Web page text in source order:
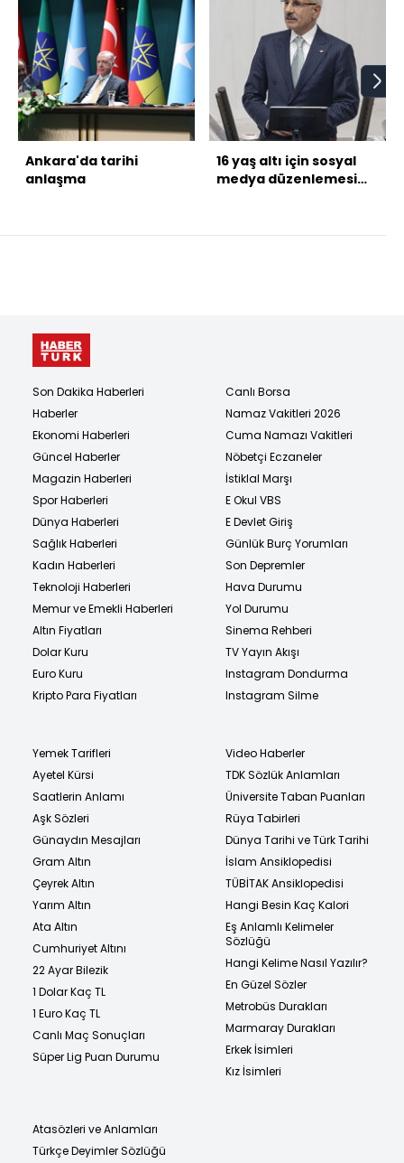
Ankara'da tarihi
anlaşma
16 yaş altı için sosyal
medya düzenlemesi
Son Dakika Haberleri
Haberler
Ekonomi Haberleri
Güncel Haberler
Magazin Haberleri
Spor Haberleri
Dünya Haberleri
Sağlık Haberleri
Kadın Haberleri
Teknoloji Haberleri
Memur ve Emekli Haberleri
Altın Fiyatları
Dolar Kuru
Euro Kuru
Kripto Para Fiyatları
Canlı Borsa
Namaz Vakitleri 2026
Cuma Namazı Vakitleri
Nöbetçi Eczaneler
İstiklal Marşı
E Okul VBS
E Devlet Giriş
Günlük Burç Yorumları
Son Depremler
Hava Durumu
Yol Durumu
Sinema Rehberi
TV Yayın Akışı
Instagram Dondurma
Instagram Silme
Yemek Tarifleri
Ayetel Kürsi
Saatlerin Anlamı
Aşk Sözleri
Günaydın Mesajları
Gram Altın
Çeyrek Altın
Yarım Altın
Ata Altın
Cumhuriyet Altını
22 Ayar Bilezik
1 Dolar Kaç TL
1 Euro Kaç TL
Canlı Maç Sonuçları
Süper Lig Puan Durumu
Video Haberler
TDK Sözlük Anlamları
Üniversite Taban Puanları
Rüya Tabirleri
Dünya Tarihi ve Türk Tarihi
İslam Ansiklopedisi
TÜBİTAK Ansiklopedisi
Hangi Besin Kaç Kalori
Eş Anlamlı Kelimeler
Sözlüğü
Hangi Kelime Nasıl Yazılır?
En Güzel Sözler
Metrobüs Durakları
Marmaray Durakları
Erkek İsimleri
Kız İsimleri
Atasözleri ve Anlamları
Türkçe Deyimler Sözlüğü